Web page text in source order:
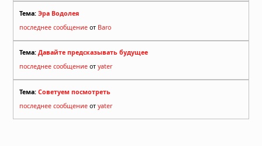
Тема: Эра Водолея
последнее сообщение от Baro
Тема: Давайте предсказывать будущее
последнее сообщение от yater
Тема: Советуем посмотреть
последнее сообщение от yater